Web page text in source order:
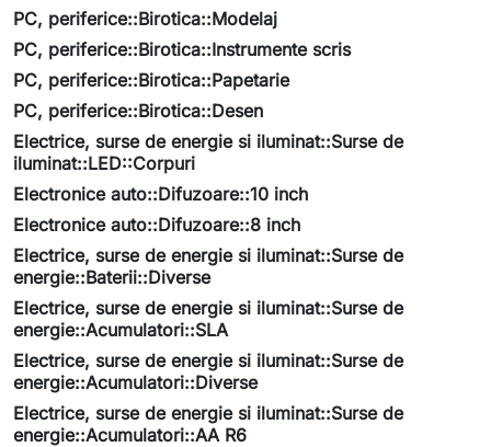
PC, periferice::Birotica::Modelaj
PC, periferice::Birotica::Instrumente scris
PC, periferice::Birotica::Papetarie
PC, periferice::Birotica::Desen
Electrice, surse de energie si iluminat::Surse de
iluminat::LED::Corpuri
Electronice auto::Difuzoare::10 inch
Electronice auto::Difuzoare::8 inch
Electrice, surse de energie si iluminat::Surse de
energie::Baterii::Diverse
Electrice, surse de energie si iluminat::Surse de
energie::Acumulatori::SLA
Electrice, surse de energie si iluminat::Surse de
energie::Acumulatori::Diverse
Electrice, surse de energie si iluminat::Surse de
energie::Acumulatori::AA R6